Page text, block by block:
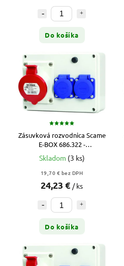
Do košíka
Zásuvková rozvodnica Scame
E-BOX 686.322 -
32A/5p/2x230V (bez istenia)
Skladom (3 ks)
19,70 € bez DPH
24,23 € / ks
Do košíka